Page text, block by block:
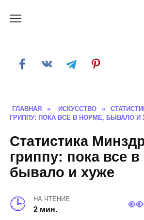
ГЛАВНАЯ » ИСКУССТВО »
ГРИППУ: ПОКА ВСЕ В НОРМЕ, БЫВАЛО И
Статистика
гриппу: пока все
бывало и хуже
НА ЧТЕНИЕ
2 мин.